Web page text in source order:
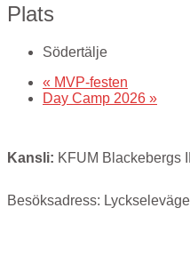
Plats
Södertälje
« MVP-festen
Day Camp 2026 »
Kansli: KFUM Blackebergs
Besöksadress: